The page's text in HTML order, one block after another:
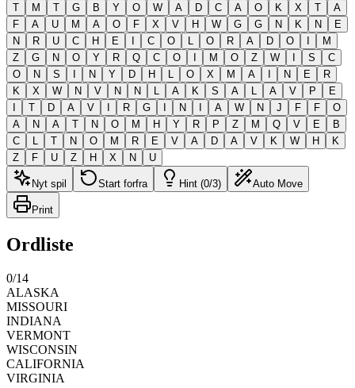
T
M T G B Y O W A D C A O K X T
A
F
A U M A O F X V H W G G N K N
E
N
R U C H E I C O L O R A D O I
M
Z
G N O Y R Q C O I M O Z W I S
C
O
N S I N Y D H L O X M A I N E
R
K
X W N V N N L A K S A L A V P
E
I
T D A V I R G I N I A W N J F F
O
A
N A T N O M H Y R P Z M Q V E
B
C
L T N O M R E V A D A V K W H
K
Z
F U Z H X N U
Nyt spil Start forfra Hint (0/3) Auto Move
Print
Ordliste
0/14
ALASKA
MISSOURI
INDIANA
VERMONT
WISCONSIN
CALIFORNIA
VIRGINIA